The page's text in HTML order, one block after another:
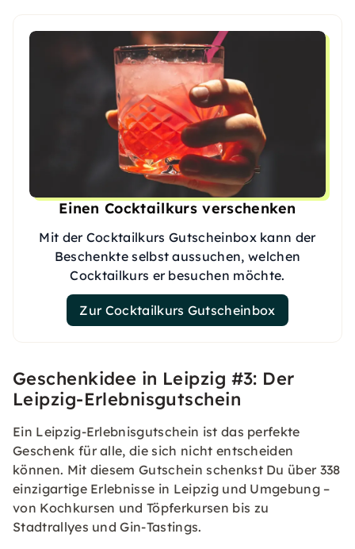
Einen Cocktailkurs verschenken
Mit der Cocktailkurs Gutscheinbox kann der
Beschenkte selbst aussuchen, welchen
Cocktailkurs er besuchen möchte.
Zur Cocktailkurs Gutscheinbox
Geschenkidee in Leipzig #3: Der
Leipzig-Erlebnisgutschein
Ein Leipzig-Erlebnisgutschein ist das perfekte
Geschenk für alle, die sich nicht entscheiden
können. Mit diesem Gutschein schenkst Du über 338
einzigartige Erlebnisse in Leipzig und Umgebung –
von Kochkursen und Töpferkursen bis zu
Stadtrallyes und Gin-Tastings.